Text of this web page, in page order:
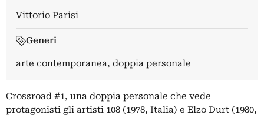
Vittorio Parisi
Generi
arte contemporanea, doppia personale
Crossroad #1, una doppia personale che vede
protagonisti gli artisti 108 (1978, Italia) e Elzo Durt (1980,